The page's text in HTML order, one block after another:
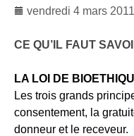
vendredi 4 mars 2011
CE QU’IL FAUT
LA LOI DE
Les trois grands
consentement, la
donneur et le receveur.